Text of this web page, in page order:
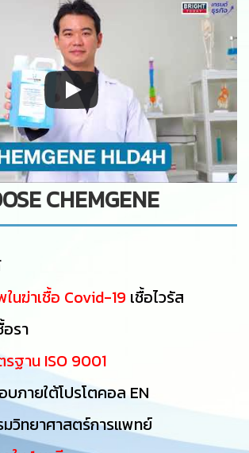
CHEMGENE
นฆ่าเชื้อ Covid-19 เชื้อไวรัส
อรา
รฐาน ISO 9001
ภายใต้โปรโตคอล EN
วิทยาศาสตร์การแพทย์